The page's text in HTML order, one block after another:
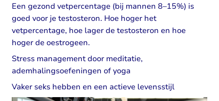
Een gezond vetpercentage (bij mannen 8–15%) is
goed voor je testosteron. Hoe hoger het
vetpercentage, hoe lager de testosteron en hoe
hoger de oestrogeen.
Stress management door meditatie,
ademhalingsoefeningen of yoga
Vaker seks hebben en een actieve levensstijl